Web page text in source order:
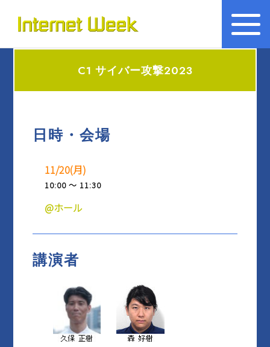
トップ
Internet Week とは
参加申込
マイページ
C1 サイバー攻撃2023
日時・会場
11/20(月)
10:00 ～ 11:30
@ホール
講演者